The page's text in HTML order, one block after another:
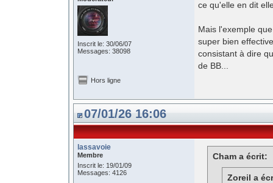
Inscrit le: 30/06/07
Messages: 38098
ce qu'elle en dit
Mais l'exemple
super bien
consistant à dire
de BB...
Hors ligne
07/01/26 16:06
lassavoie
Membre
Inscrit le: 19/01/09
Messages: 4126
Cham a écrit:
Zoreil a